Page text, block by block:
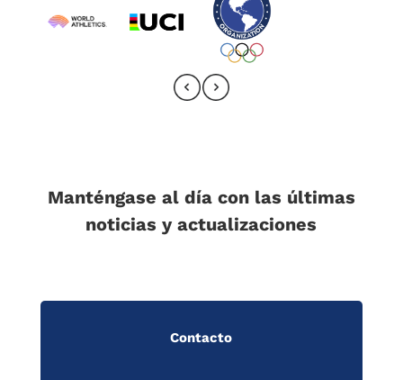
Manténgase al día con las últimas
noticias y actualizaciones
Contacto